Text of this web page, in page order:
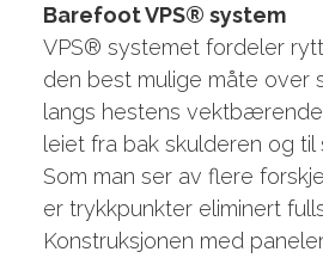
Barefoot VPS® system
VPS® systemet fordeler
den best mulige måte over
langs hestens
leiet fra bak skulderen og til
Som man ser av flere
er trykkpunkter eliminert
Konstruksjonen med